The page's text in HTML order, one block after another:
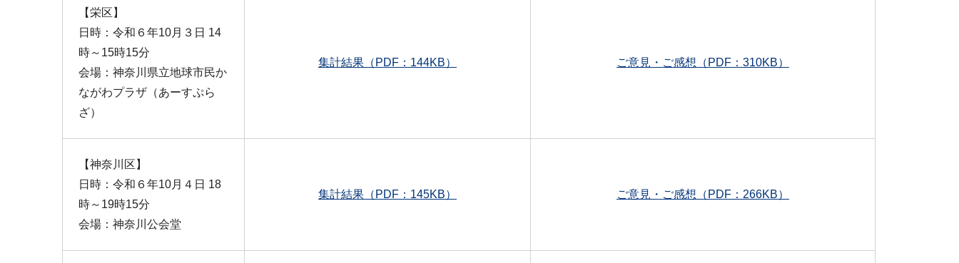
【栄区】
日時：令和６年10月３日 14
時～15時15分
会場：神奈川県立地球市民か
ながわプラザ（あーすぷら
ざ）
集計結果（PDF：144KB） ご意見・ご感想（PDF：310KB）
【神奈川区】
日時：令和６年10月４日 18
時～19時15分
会場：神奈川公会堂
集計結果（PDF：145KB） ご意見・ご感想（PDF：266KB）